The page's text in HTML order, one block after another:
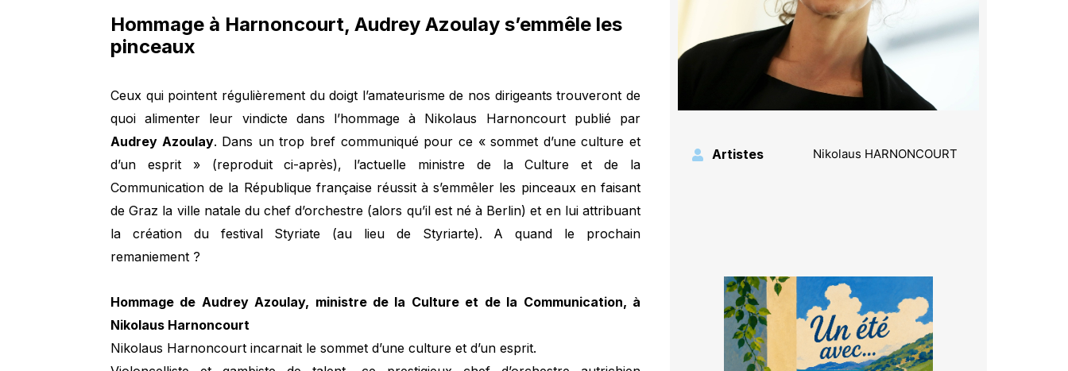
Hommage à Harnoncourt, Audrey Azoulay s’emmêle les
pinceaux
Ceux qui pointent régulièrement du doigt l’amateurisme de nos dirigeants trouveront de
quoi alimenter leur vindicte dans l’hommage à Nikolaus Harnoncourt publié par
Audrey Azoulay. Dans un trop bref communiqué pour ce « sommet d’une culture et
d’un esprit » (reproduit ci-après), l’actuelle ministre de la Culture et de la
Communication de la République française réussit à s’emmêler les pinceaux en faisant
de Graz la ville natale du chef d’orchestre (alors qu’il est né à Berlin) et en lui attribuant
la création du festival Styriate (au lieu de Styriarte). A quand le prochain
remaniement ?
Hommage de Audrey Azoulay, ministre de la Culture et de la Communication, à
Nikolaus Harnoncourt
Nikolaus Harnoncourt incarnait le sommet d’une culture et d’un esprit.
Artistes Nikolaus HARNONCOURT